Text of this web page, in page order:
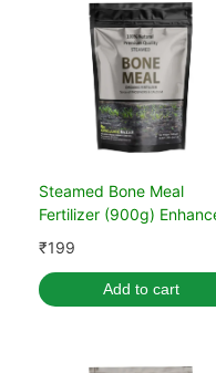
Steamed Bone Meal
Fertilizer (900g)
Plant Health & Growth
₹199
Add to cart